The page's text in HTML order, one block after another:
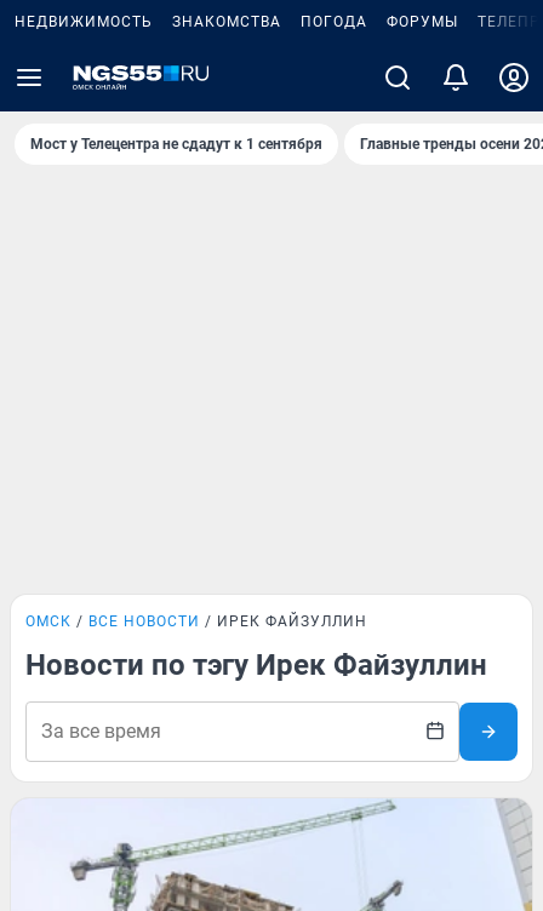
НЕДВИЖИМОСТЬ ЗНАКОМСТВА ПОГОДА ФОРУМЫ
Мост у Телецентра не сдадут к 1 сентября Главные тренды осени
ОМСК ВСЕ НОВОСТИ ИРЕК ФАЙЗУЛЛИН
Новости по тэгу Ирек Файзуллин